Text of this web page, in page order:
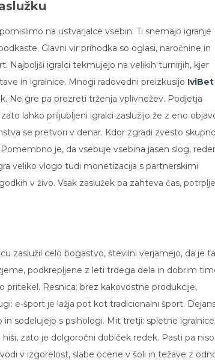
na ustvarjalce vsebin. Ti snemajo igranje
Glavni vir prihodka so oglasi, naročnine in
Najboljši igralci tekmujejo na velikih turnirjih, kjer
in igralnice. Mnogi radovedni preizkusijo IviBet
Ne gre pa prezreti trženja vplivnežev. Podjetja
lahko priljubljeni igralci zaslužijo že z eno
se pretvori v denar. Kdor zgradi zvesto
je, da vsebuje vsebina jasen slog,
veliko vlogo tudi monetizacija s partnerskimi
v živo. Vsak zaslužek pa zahteva čas,
zaslužil celo bogastvo, številni verjamejo, da je
podkrepljene z leti trdega dela in dobrim
pritekel. Resnica: brez kakovostne produkcije,
e-šport je lažja pot kot tradicionalni šport.
sodelujejo s psihologi. Mit tretji: spletne igralnice
zato je dolgoročni dobiček redek. Pasti pa
v izgorelost, slabe ocene v šoli in težave z